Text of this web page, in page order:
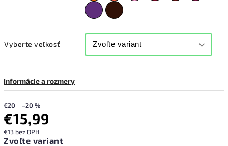
Vyberte veľkosť
Informácie a rozmery
€20 –20 %
€15,99
€13 bez DPH
Zvoľte variant